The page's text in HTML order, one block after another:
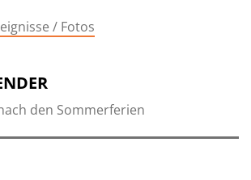
/ Fotos
den Sommerferien